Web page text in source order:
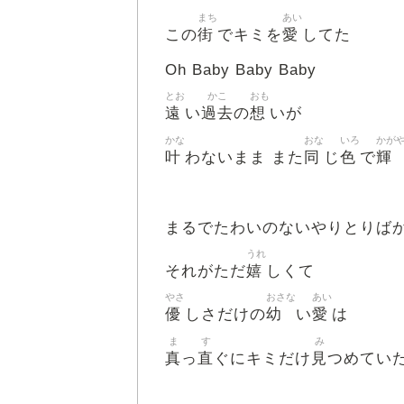
この街
まち
でキミを愛
あい
してた
Oh Baby Baby Baby
遠
とお
い過去
かこ
の想
おも
いが
叶
かな
わないまま また 同
おな
じ色
いろ
で輝
かが
まるでたわいのないやりとりば
それがただ嬉
うれ
しくて
優
やさ
しさだけの幼
おさな
い愛
あい
は
真
ま
っ 直
す
ぐにキミだけ 見
み
つめてい